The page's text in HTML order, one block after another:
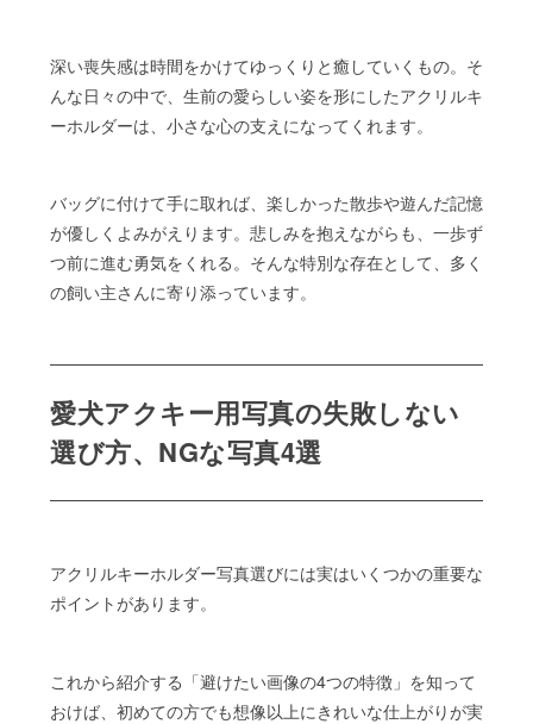
深い喪失感は時間をかけてゆっくりと癒していくもの。そ
んな日々の中で、生前の愛らしい姿を形にしたアクリルキ
ーホルダーは、小さな心の支えになってくれます。
バッグに付けて手に取れば、楽しかった散歩や遊んだ記憶
が優しくよみがえります。悲しみを抱えながらも、一歩ず
つ前に進む勇気をくれる。そんな特別な存在として、多く
の飼い主さんに寄り添っています。
愛犬アクキー用写真の失敗しない
選び方、NGな写真4選
アクリルキーホルダー写真選びには実はいくつかの重要な
ポイントがあります。
これから紹介する「避けたい画像の4つの特徴」を知って
おけば、初めての方でも想像以上にきれいな仕上がりが実